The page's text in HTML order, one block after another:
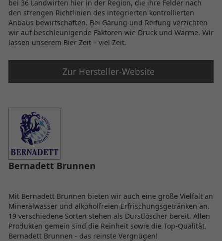
bei 36 Landwirten hier in der Region, die ihre Felder nach
den strengen Richtlinien des integrierten kontrollierten
Anbaus bewirtschaften. Bei Gärung und Reifung verzichten
wir auf beschleunigende Faktoren wie Druck und Wärme. Wir
lassen unserem Bier Zeit – viel Zeit.
Zur Hersteller-Website
Bernadett Brunnen
Mit Bernadett Brunnen bieten wir auch eine große Vielfalt an
Mineralwasser und alkoholfreien Erfrischungsgetränken an.
19 verschiedene Sorten stehen als Durstlöscher bereit. Allen
Produkten gemein sind die Reinheit sowie die Top-Qualität.
Bernadett Brunnen - das reinste Vergnügen!